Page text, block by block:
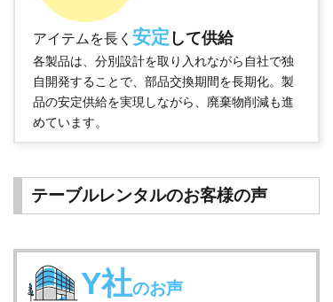
アイテムを長く 安定 して供給
各製品は、分別設計を取り入れながら自社で独
自開発することで、部品交換期間を長期化。製
品の安定供給を実現しながら、廃棄物削減も進
めています。
テーブルレンタルのお客様の声
Y社のお声